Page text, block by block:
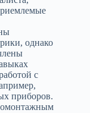
однако
с
приборов.